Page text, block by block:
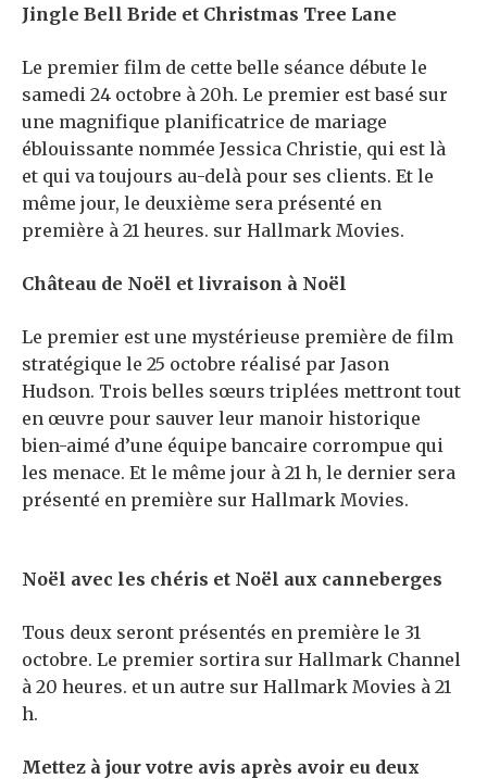
Jingle Bell Bride et Christmas Tree Lane
Le premier film de cette belle séance débute le
samedi 24 octobre à 20h. Le premier est basé sur
une magnifique planificatrice de mariage
éblouissante nommée Jessica Christie, qui est là
et qui va toujours au-delà pour ses clients. Et le
même jour, le deuxième sera présenté en
première à 21 heures. sur Hallmark Movies.
Château de Noël et livraison à Noël
Le premier est une mystérieuse première de film
stratégique le 25 octobre réalisé par Jason
Hudson. Trois belles sœurs triplées mettront tout
en œuvre pour sauver leur manoir historique
bien-aimé d’une équipe bancaire corrompue qui
les menace. Et le même jour à 21 h, le dernier sera
présenté en première sur Hallmark Movies.
Noël avec les chéris et Noël aux canneberges
Tous deux seront présentés en première le 31
octobre. Le premier sortira sur Hallmark Channel
à 20 heures. et un autre sur Hallmark Movies à 21
h.
Mettez à jour votre avis après avoir eu deux